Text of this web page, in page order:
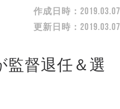
作成日時： 2019.03.07
更新日時： 2019.03.07
監督退任＆選